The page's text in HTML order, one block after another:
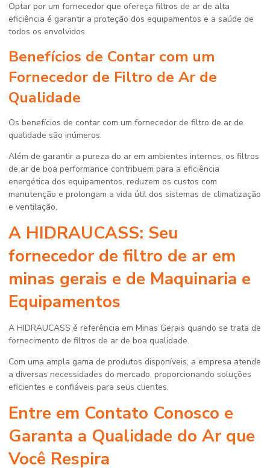
Optar por um fornecedor que ofereça filtros de ar de alta
eficiência é garantir a proteção dos equipamentos e a saúde de
todos os envolvidos.
Benefícios de Contar com um
Fornecedor de Filtro de Ar de
Qualidade
Os benefícios de contar com um fornecedor de filtro de ar de
qualidade são inúmeros.
Além de garantir a pureza do ar em ambientes internos, os filtros
de ar de boa performance contribuem para a eficiência
energética dos equipamentos, reduzem os custos com
manutenção e prolongam a vida útil dos sistemas de climatização
e ventilação.
A HIDRAUCASS: Seu
fornecedor de filtro de ar em
minas gerais e de Maquinaria e
Equipamentos
A HIDRAUCASS é referência em Minas Gerais quando se trata de
fornecimento de filtros de ar de boa qualidade.
Com uma ampla gama de produtos disponíveis, a empresa atende
a diversas necessidades do mercado, proporcionando soluções
eficientes e confiáveis para seus clientes.
Entre em Contato Conosco e
Garanta a Qualidade do Ar que
Você Respira